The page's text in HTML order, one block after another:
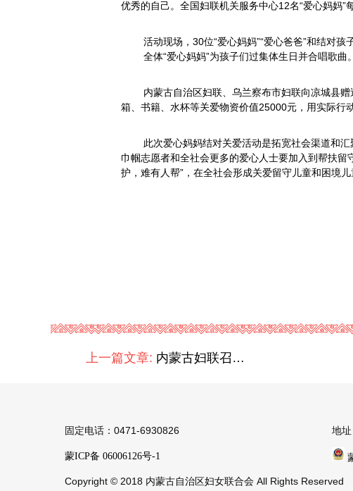
优秀的自己。全国妇联机关服务中心12名“爱心妈妈”
活动现场，30位“爱心妈妈”“爱心爸爸”和结对
全体“爱心妈妈”为孩子们过集体生日并合唱歌曲。
内蒙古自治区妇联、乌兰察布市妇联向凉城县
箱、书籍、水杯等关爱物资价值25000元，用实际行
此次爱心妈妈结对关爱活动是拓宽社会渠道和
巾帼志愿者和全社会更多的爱心人士要加入到帮扶
护，难有人帮”，在全社会形成关爱留守儿童和困境儿
上一篇文章: 内蒙古妇联召开第十二届十三次执委会议
固定电话：0471-6930826 地
蒙ICP备 06006126号-1
Copyright © 2018 内蒙古自治区妇女联合会 All Rights Reserved